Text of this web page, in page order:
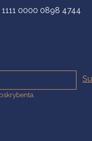
0000 0898 4744